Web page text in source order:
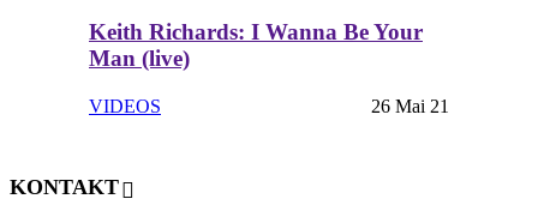
Keith Richards: I Wanna Be Your
Man (live)
VIDEOS 26 Mai 21
KONTAKT